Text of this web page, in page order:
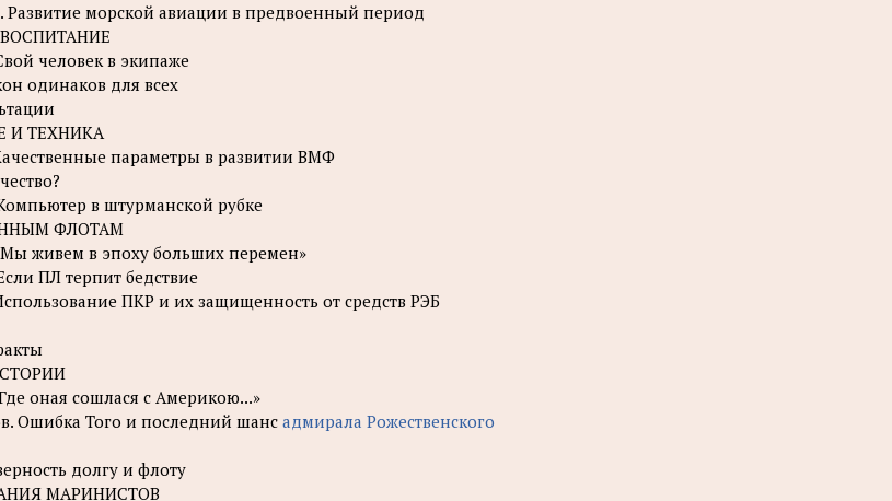
Развитие морской авиации в предвоенный период
человек в экипаже
одинаков для всех
И ТЕХНИКА
параметры в развитии ВМФ
в штурманской рубке
ФЛОТАМ
живем в эпоху больших перемен»
ПЛ терпит бедствие
ПКР и их защищенность от средств РЭБ
оная сошлася с Америкою...»
Ошибка Того и последний шанс адмирала Рожественского
долгу и флоту
МАРИНИСТОВ